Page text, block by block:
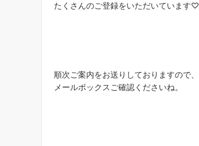
たくさんのご登録をいただいています♡
順次ご案内をお送りしておりますので、
メールボックスご確認くださいね。